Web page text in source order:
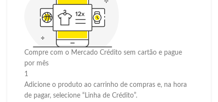
Compre com o Mercado Crédito sem cartão e pague
por mês
1
Adicione o produto ao carrinho de compras e, na hora
de pagar, selecione “Linha de Crédito”.